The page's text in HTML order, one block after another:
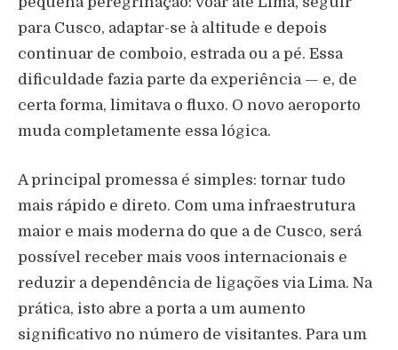
para Cusco, adaptar-se à altitude e depois
continuar de comboio, estrada ou a pé. Essa
dificuldade fazia parte da experiência — e, de
certa forma, limitava o fluxo. O novo aeroporto
muda completamente essa lógica.
A principal promessa é simples: tornar tudo
mais rápido e direto. Com uma infraestrutura
maior e mais moderna do que a de Cusco, será
possível receber mais voos internacionais e
reduzir a dependência de ligações via Lima. Na
prática, isto abre a porta a um aumento
significativo no número de visitantes. Para um